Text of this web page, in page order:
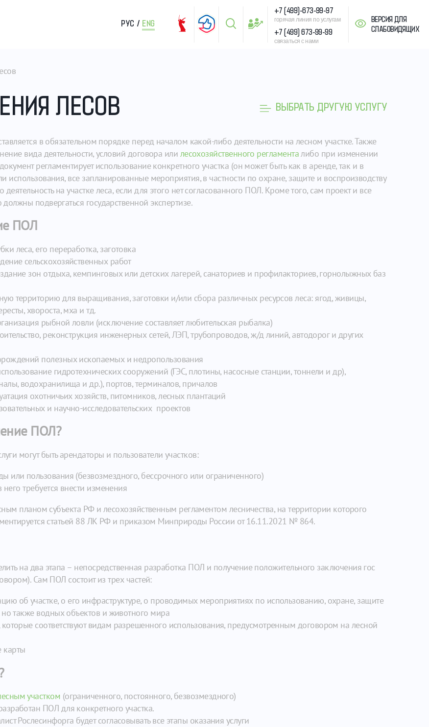
РУС / ENG
+7 (499)-673-99-97
горячая линия по услугам
+7 (499) 673-99-99
связаться с нами
ВЕРСИЯ ДЛЯ
СЛАБОВИДЯЩИХ
ЛЕСОВ ВЫБРАТЬ ДРУГУЮ УСЛУГУ
в обязательном порядке перед началом какой-либо деятельности на лесном участке. Также
вида деятельности, условий договора или лесохозяйственного регламенталибо при изменении
регламентирует использование конкретного участка (он может быть как в аренде, так и в
использования, все запланированные мероприятия, в частности по охране, защите и воспроизводству
на участке леса, если для этого нет согласованного ПОЛ. Кроме того, сам проект и все
подвергаться государственной экспертизе.
ПОЛ
леса, его переработка, заготовка
сельскохозяйственных работ
зон отдыха, кемпинговых или детских лагерей, санаториев и профилакториев, горнолыжных баз
территорию для выращивания, заготовки и/или сбора различных ресурсов леса: ягод, живицы,
хвороста, мха и тд.
рыбной ловли (исключение составляет любительская рыбалка)
реконструкция инженерных сетей, ЛЭП, трубопроводов, ж/д линий, автодорог и других
полезных ископаемых и недропользования
гидротехнических сооружений (ГЭС, плотины, насосные станции, тоннели и др),
водохранилища и др.), портов, терминалов, причалов
охотничьих хозяйств, питомников, лесных плантаций
и научно-исследовательских проектов
ПОЛ?
могут быть арендаторы и пользователи участков:
или пользования (безвозмездного, бессрочного или ограниченного)
требуется внести изменения
планом субъекта РФ и лесохозяйственным регламентом лесничества, на территории которого
статьей 88 ЛК РФ и приказом Минприроды России от 16.11.2021 № 864.
на два этапа – непосредственная разработка ПОЛ и получение положительного заключения гос
Сам ПОЛ состоит из трех частей:
об участке, о его инфраструктуре, о проводимых мероприятиях по использованию, охране, защите
но также водных объектов и животного мира
соответствуют видам разрешенного использования, предусмотренным договором на лесной
карты
участком (ограниченного, постоянного, безвозмездного)
ПОЛ для конкретного участка.
Рослесинфорга будет согласовывать все этапы оказания услуги